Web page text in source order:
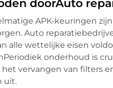
doorAuto
APK-keuringen
Auto
alle wettelijke eisen
onderhoud is
vervangen van filters
uit.